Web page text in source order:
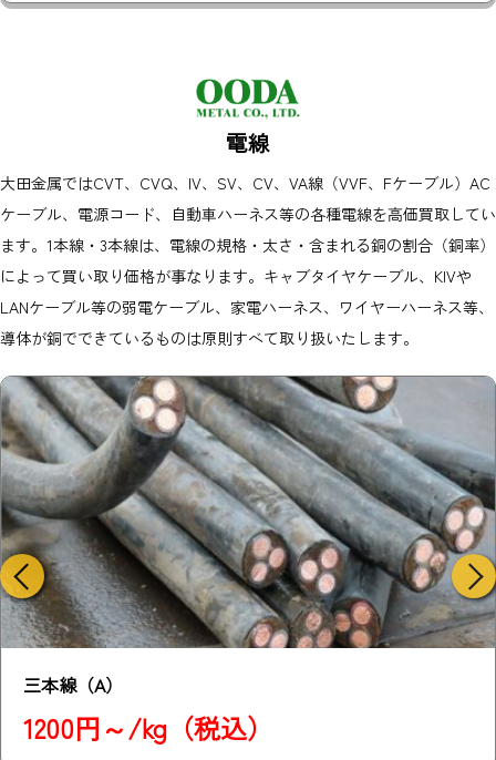
電線
大田金属ではCVT、CVQ、IV、SV、CV、VA線（VVF、Fケーブル）AC
ケーブル、電源コード、自動車ハーネス等の各種電線を高価買取してい
ます。1本線・3本線は、電線の規格・太さ・含まれる銅の割合（銅率）
によって買い取り価格が事なります。キャブタイヤケーブル、KIVや
LANケーブル等の弱電ケーブル、家電ハーネス、ワイヤーハーネス等、
導体が銅でできているものは原則すべて取り扱いたします。
三本線（B）
880円/kg（税込）